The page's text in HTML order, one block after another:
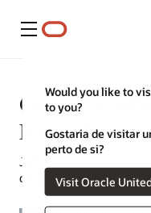
Menu
Would you like to
to you?
Gostaria de visitar
perto de si?
Visit Oracle
O que é a
Exemplos
Jeffrey Erickson |
de 2024